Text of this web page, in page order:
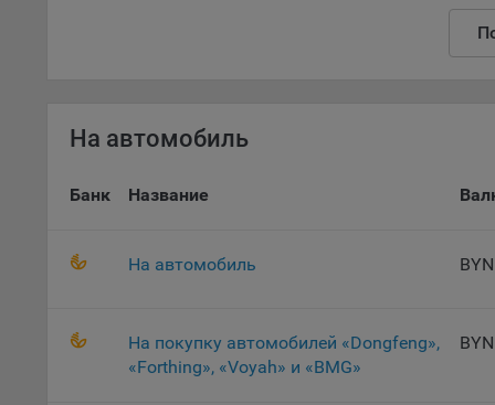
5.1.
5.3.
На автомобиль
Банк Название
На автомобиль BYN
На покупку автомобилей «Dongfeng»,
«Forthing», «Voyah» и «BMG»
BYN